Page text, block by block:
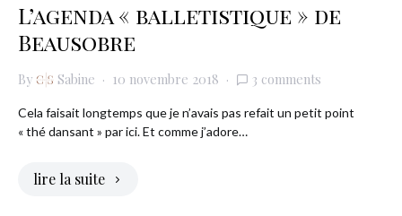
L’agenda « balletistique » de
Beausobre
By Sabine 10 novembre 2018 3 comments
Cela faisait longtemps que je n’avais pas refait un petit point
« thé dansant » par ici. Et comme j’adore…
lire la suite